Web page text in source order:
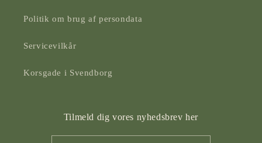
Politik om brug af persondata
Servicevilkår
Korsgade i Svendborg
Tilmeld dig vores nyhedsbrev her